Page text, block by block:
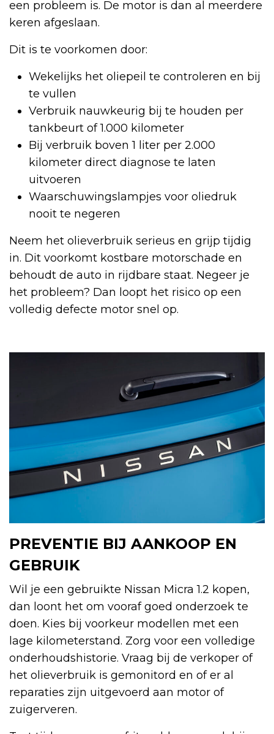
een probleem is. De motor is dan al meerdere
keren afgeslaan.
Dit is te voorkomen door:
Wekelijks het oliepeil te controleren en bij
te vullen
Verbruik nauwkeurig bij te houden per
tankbeurt of 1.000 kilometer
Bij verbruik boven 1 liter per 2.000
kilometer direct diagnose te laten
uitvoeren
Waarschuwingslampjes voor oliedruk
nooit te negeren
Neem het olieverbruik serieus en grijp tijdig
in. Dit voorkomt kostbare motorschade en
behoudt de auto in rijdbare staat. Negeer je
het probleem? Dan loopt het risico op een
volledig defecte motor snel op.
PREVENTIE BIJ AANKOOP EN
GEBRUIK
Wil je een gebruikte Nissan Micra 1.2 kopen,
dan loont het om vooraf goed onderzoek te
doen. Kies bij voorkeur modellen met een
lage kilometerstand. Zorg voor een volledige
onderhoudshistorie. Vraag bij de verkoper of
het olieverbruik is gemonitord en of er al
reparaties zijn uitgevoerd aan motor of
zuigerveren.